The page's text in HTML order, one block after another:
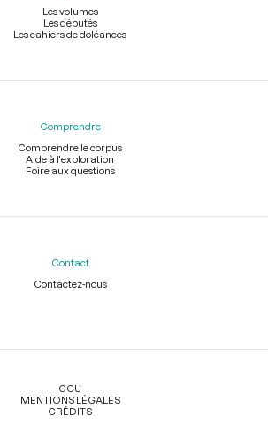
Les volumes
Les députés
Les cahiers de doléances
Comprendre
Comprendre le corpus
Aide à l'exploration
Foire aux questions
Contact
Contactez-nous
CGU
MENTIONS LÉGALES
CRÉDITS